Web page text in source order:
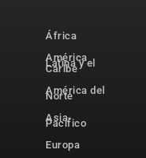
África
América
Latina y el
Caribe
América del
Norte
Asia-
Pacífico
Europa